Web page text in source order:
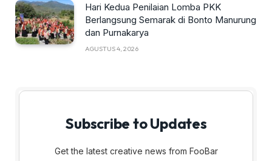
Hari Kedua Penilaian Lomba PKK
Berlangsung Semarak di Bonto Manurung
dan Purnakarya
AGUSTUS 4, 2026
Subscribe to Updates
Get the latest creative news from FooBar